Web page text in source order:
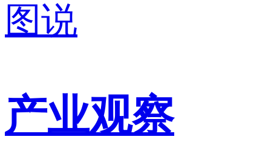
图说
产业观察